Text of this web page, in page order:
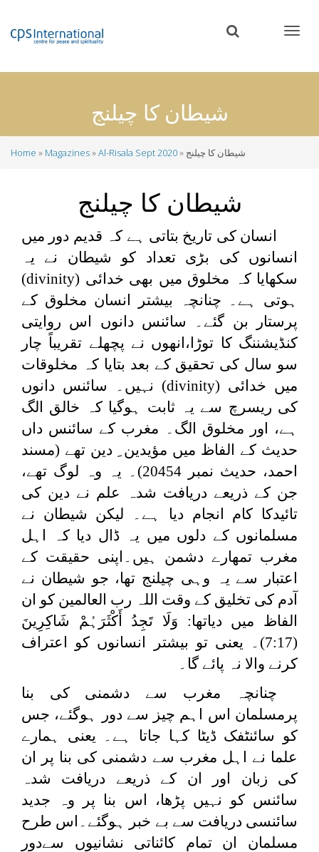
content
شیطان کا چیلنج
Home Magazines Al-Risala Sept 2020 شیطان کا چیلنج
شیطان کا چیلنج
انسان کی تاریخ بتاتی ہے کہ قدیم دور میں
انسانوں کی بڑی تعداد کو شیطان نے یہ
سکھایا کہ مخلوق میں بھی خدائی (divinity
)
ہوتی ہے۔ چنانچہ بیشتر انسان مخلوق کے
پرستار بن گئے۔ سائنس دانوں اس روایتی
کنڈیشننگ کا توڑا،انھوں نے پچھلے تقریباً چار
سو سال کی تحقیق کے بعد بتایا کہ مخلوقات
میں خدائی (divinity) نہیں۔ سائنس دانوں
کی ریسرچ سے یہ ثابت ہوگیا کہ خالق الگ
ہے، اور مخلوق الگ۔ مغرب کے سائنس داں
حدیث کے الفاظ میں مؤیدین ِ دین تھے (مسند
احمد، حدیث نمبر 20454)۔ یہ وہ لوگ تھے،
جن کے ذریعے دریافت شدہ علم نے دین کی
تائیدکا کام انجام دیا ہے۔ لیکن شیطان نے
مسلمانوں کے دلوں میں یہ ڈال دیا کہ اہل
مغرب تمھارے دشمن ہیں۔اپنی حقیقت کے
اعتبار سے یہ وہی چیلنج تھا، جو شیطان نے
آدم کی تخلیق کے وقت اللہ رب العالمین کو ان
الفاظ میں دیاتھا: وَلَا تَجِدُ أَکْثَرَہُمْ شَاکِرِینَ
(7:17)۔ یعنی تو بیشتر انسانوں کو اعتراف
کرنے والا نہ پائے گا۔
چنانچہ مغرب سے دشمنی کی بنا
پرمسلمان اس اہم چیز سے دور ہوگئے، جس
کو سائنٹفک ڈیٹا کہا جاتا ہے۔ یعنی ہمارے
علما نے اہل مغرب سے دشمنی کی بنا پر ان
کی زبان اور ان کے ذریعے دریافت شدہ
سائنس کو نہیں پڑھا، اس بنا پر وہ جدید
سائنسی دریافت سے بے خبر ہوگئے۔اس طرح
مسلمان ان تمام کائناتی نشانیوں سےدور